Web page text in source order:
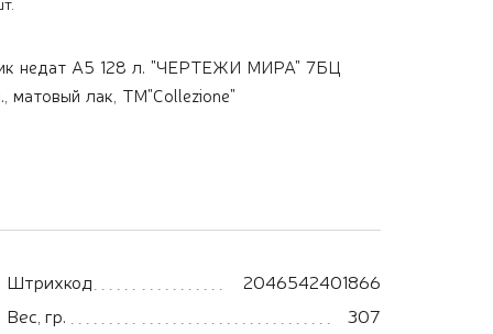
недат А5 128 л. "ЧЕРТЕЖИ МИРА" 7БЦ
матовый лак, ТМ"Collezione"
Штрихкод
2046542401866
Вес, гр.
307